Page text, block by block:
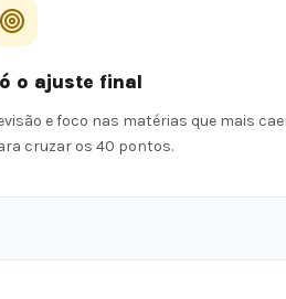
o ajuste final
e foco nas matérias que mais
cruzar os 40 pontos.